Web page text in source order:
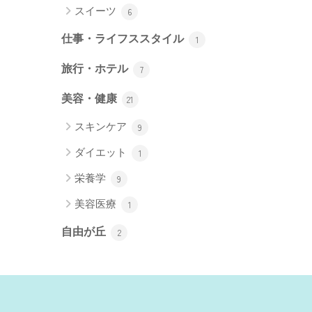
スイーツ 6
仕事・ライフススタイル 1
旅行・ホテル 7
美容・健康 21
スキンケア 9
ダイエット 1
栄養学 9
美容医療 1
自由が丘 2